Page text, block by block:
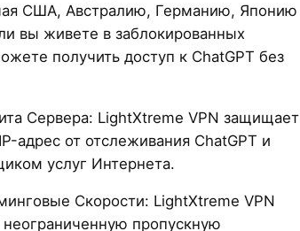
США, Австралию, Германию, Японию
вы живете в заблокированных
получить доступ к ChatGPT без
Сервера: LightXtreme VPN защищает
адрес от отслеживания ChatGPT и
услуг Интернета.
Скорости: LightXtreme VPN
неограниченную пропускную